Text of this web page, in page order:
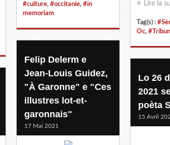
#culture, #occitanie, #in
memoriam
Lire la
Tag(s) :
Oc,
Felip Delerm e
Jean-Louis Guidez,
"À Garonne" e "Ces
illustres lot-et-
garonnais"
17 Mai 2021
Lo 26
2021
poèta
15 Avril